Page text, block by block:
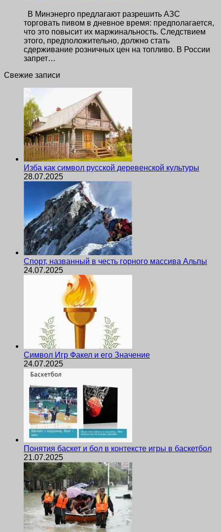
В Минэнерго предлагают разрешить АЗС
торговать пивом в дневное время: предполагается,
что это повысит их маржинальность. Следствием
этого, предположительно, должно стать
сдерживание розничных цен на топливо. В России
запрет…
Свежие записи
Изба как символ русской деревенской культуры
28.07.2025
Спорт, названный в честь горного массива Альпы
24.07.2025
Символ Игр Факел и его Значение
24.07.2025
Понятия баскет и бол в контексте игры в баскетбол
21.07.2025